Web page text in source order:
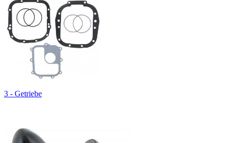
3 - Getriebe